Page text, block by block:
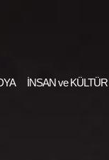
İNSAN ve KÜLTÜR